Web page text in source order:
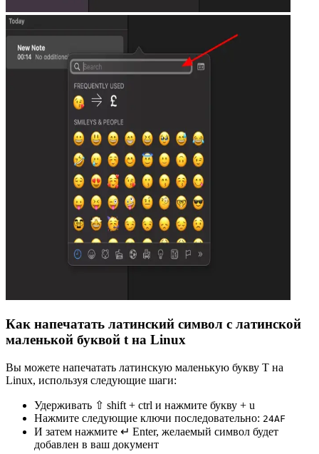
Как напечатать латинский символ с латинской
маленькой буквой t на Linux
Вы можете напечатать латинскую маленькую букву T на
Linux, используя следующие шаги:
Удерживать ⇧ shift + ctrl и нажмите букву + u
Нажмите следующие ключи последовательно: 24AF
И затем нажмите ↵ Enter, желаемый символ будет
добавлен в ваш документ